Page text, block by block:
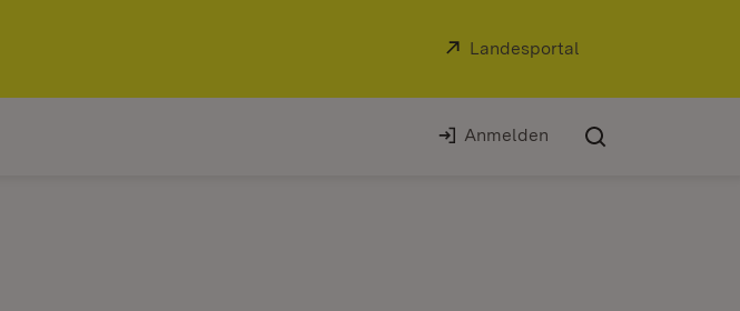
Extern:
Landesportal
Anmelden